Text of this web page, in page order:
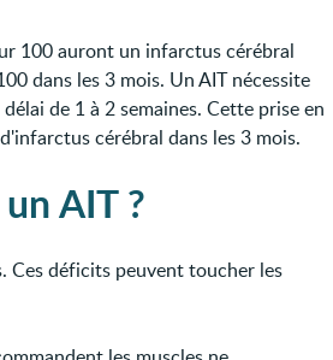
100 auront un infarctus cérébral
dans les 3 mois. Un AIT nécessite
de 1 à 2 semaines. Cette prise en
cérébral dans les 3 mois.
AIT ?
Ces déficits peuvent toucher les